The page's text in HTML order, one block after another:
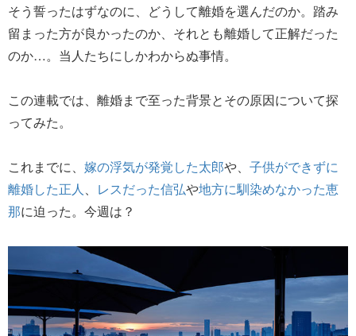
そう誓ったはずなのに、どうして離婚を選んだのか。踏み
留まった方が良かったのか、それとも離婚して正解だった
のか…。当人たちにしかわからぬ事情。
この連載では、離婚まで至った背景とその原因について探
ってみた。
これまでに、 嫁の浮気が発覚した太郎や、 子供ができずに
離婚した正人
レスだった信弘や地方に馴染めなかった恵
那に迫った。今週は？